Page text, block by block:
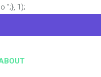
'';}, 1);